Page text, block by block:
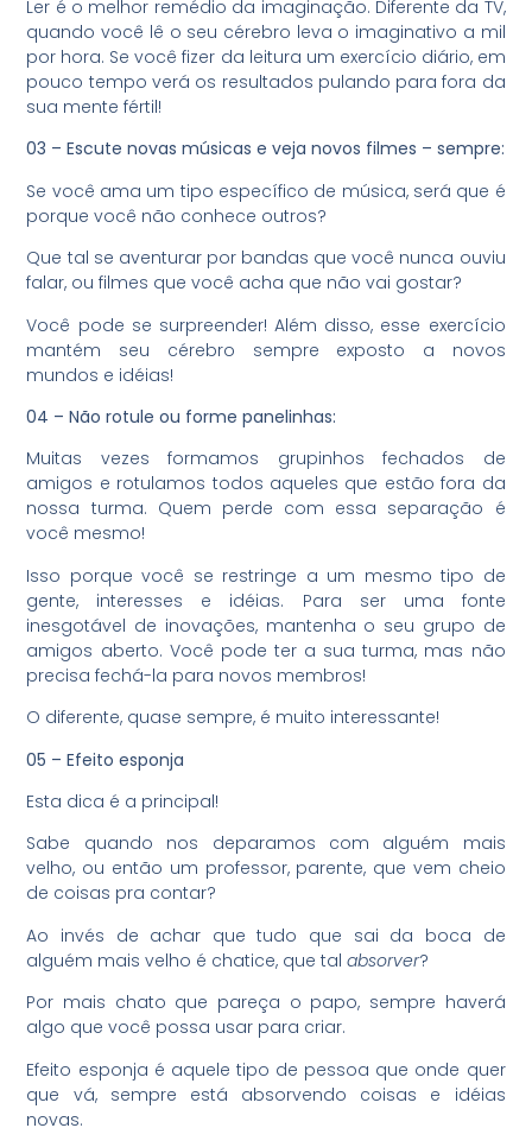
Ler é o melhor remédio da imaginação. Diferente da TV,
quando você lê o seu cérebro leva o imaginativo a mil
por hora. Se você fizer da leitura um exercício diário, em
pouco tempo verá os resultados pulando para fora da
sua mente fértil!
03 – Escute novas músicas e veja novos filmes – sempre:
Se você ama um tipo específico de música, será que é
porque você não conhece outros?
Que tal se aventurar por bandas que você nunca ouviu
falar, ou filmes que você acha que não vai gostar?
Você pode se surpreender! Além disso, esse exercício
mantém seu cérebro sempre exposto a novos
mundos e idéias!
04 – Não rotule ou forme panelinhas:
Muitas vezes formamos grupinhos fechados de
amigos e rotulamos todos aqueles que estão fora da
nossa turma. Quem perde com essa separação é
você mesmo!
Isso porque você se restringe a um mesmo tipo de
gente, interesses e idéias. Para ser uma fonte
inesgotável de inovações, mantenha o seu grupo de
amigos aberto. Você pode ter a sua turma, mas não
precisa fechá-la para novos membros!
O diferente, quase sempre, é muito interessante!
05 – Efeito esponja
Esta dica é a principal!
Sabe quando nos deparamos com alguém mais
velho, ou então um professor, parente, que vem cheio
de coisas pra contar?
Ao invés de achar que tudo que sai da boca de
alguém mais velho é chatice, que talabsorver?
Por mais chato que pareça o papo, sempre haverá
algo que você possa usar para criar.
Efeito esponja é aquele tipo de pessoa que onde quer
que vá, sempre está absorvendo coisas e idéias
novas.